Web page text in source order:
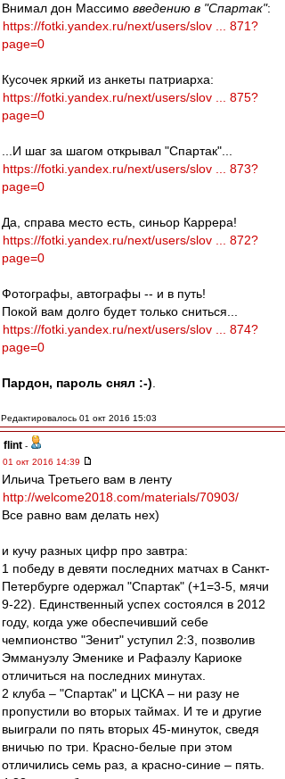
Внимал дон Массимо введению в "Спартак":
https://fotki.yandex.ru/next/users/slov ... 871?
page=0
Кусочек яркий из анкеты патриарха:
https://fotki.yandex.ru/next/users/slov ... 875?
page=0
...И шаг за шагом открывал "Спартак"...
https://fotki.yandex.ru/next/users/slov ... 873?
page=0
Да, справа место есть, синьор Каррера!
https://fotki.yandex.ru/next/users/slov ... 872?
page=0
Фотографы, автографы -- и в путь!
Покой вам долго будет только сниться...
https://fotki.yandex.ru/next/users/slov ... 874?
page=0
Пардон, пароль снял :-)
Редактировалось 01 окт 2016 15:03
flint -
01 окт 2016 14:39
Ильича Третьего вам в ленту
http://welcome2018.com/materials/70903/
Все равно вам делать нех)
и кучу разных цифр про завтра:
1 победу в девяти последних матчах в Санкт-
Петербурге одержал "Спартак" (+1=3-5, мячи
9-22). Единственный успех состоялся в 2012
году, когда уже обеспечивший себе
чемпионство "Зенит" уступил 2:3, позволив
Эммануэлу Эменике и Рафаэлу Кариоке
отличиться на последних минутах.
2 клуба – "Спартак" и ЦСКА – ни разу не
пропустили во вторых таймах. И те и другие
выиграли по пять вторых 45-минуток, сведя
вничью по три. Красно-белые при этом
отличились семь раз, а красно-синие – пять.